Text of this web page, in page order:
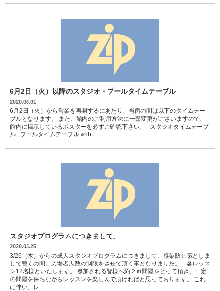
6月2日（火）以降のスタジオ・プールタイムテーブル
2020.06.01
6月2日（火）から営業を再開するにあたり、当面の間は以下のタイムテー
ブルとなります。 また、館内のご利用方法に一部変更がございますので、
館内に掲示しているポスターを必ずご確認下さい。 スタジオタイムテーブ
ル プールタイムテーブル &nb...
スタジオプログラムにつきまして。
2020.03.25
3/26（木）からの成人スタジオプログラムにつきまして、感染防止策としま
して暫くの間、入場者人数の制限をさせて頂く事となりました。 各レッス
ン12名様といたします。 参加される皆様へ約２ｍ間隔をとって頂き、一定
の間隔を保ちながらレッスンを楽しんで頂ければと思っております。 これ
に伴い、レ...